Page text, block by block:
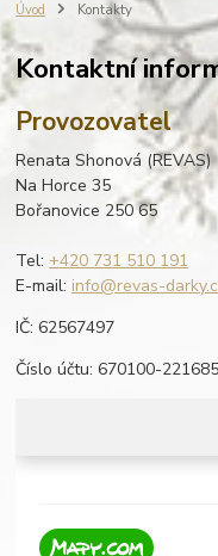
Úvod Kontakty
Kontaktní
Provozovatel
Renata Shonová (REVAS)
Na Horce 35
Bořanovice 250 65
Tel: +420 731 510 191
E-mail: info@revas-
IČ: 62567497
Číslo účtu: 670100-